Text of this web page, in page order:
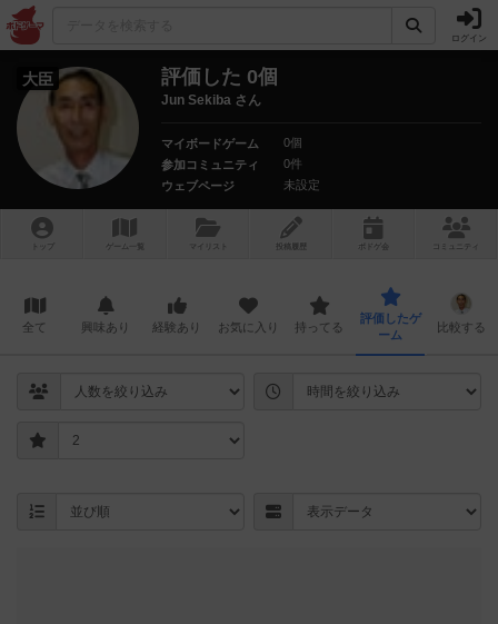
ログイン
大臣 評価した 0個
Jun Sekiba さん
マイボードゲーム
0個
参加コミュニティ
0件
ウェブページ
未設定
トップ ゲーム一覧 マイリスト 投稿履歴 ボ ドゲ コミュニティ
全て 興味あり 経験あり お気に入り 持ってる
評価したゲ
ーム
比較する